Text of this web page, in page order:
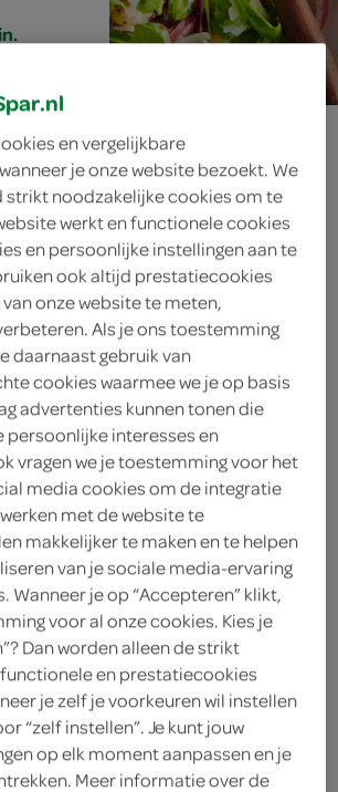
met
en
fraîche
wijn
en vergelijkbare
je onze website bezoekt. We
strikt noodzakelijke cookies om te
werkt en functionele cookies
en persoonlijke instellingen aan te
ook altijd prestatiecookies
onze website te meten,
Als je ons toestemming
daarnaast gebruik van
cookies waarmee we je op basis
advertenties kunnen tonen die
persoonlijke interesses en
vragen we je toestemming voor het
media cookies om de integratie
met de website te
makkelijker te maken en te helpen
van je sociale media-ervaring
Wanneer je op “Accepteren” klikt,
voor al onze cookies. Kies je
Dan worden alleen de strikt
en prestatiecookies
je zelf je voorkeuren wil instellen
“zelf instellen”. Je kunt jouw
op elk moment aanpassen en je
Meer informatie over de